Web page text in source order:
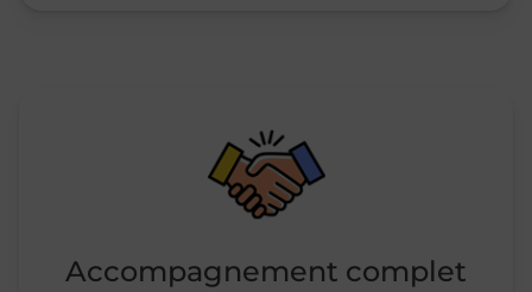
Accompagnement complet